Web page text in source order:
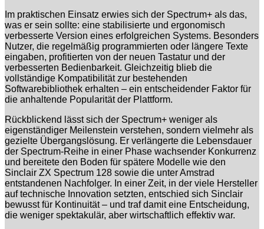
Im praktischen Einsatz erwies sich der Spectrum+ als das,
was er sein sollte: eine stabilisierte und ergonomisch
verbesserte Version eines erfolgreichen Systems. Besonders
Nutzer, die regelmäßig programmierten oder längere Texte
eingaben, profitierten von der neuen Tastatur und der
verbesserten Bedienbarkeit. Gleichzeitig blieb die
vollständige Kompatibilität zur bestehenden
Softwarebibliothek erhalten – ein entscheidender Faktor für
die anhaltende Popularität der Plattform.
Rückblickend lässt sich der Spectrum+ weniger als
eigenständiger Meilenstein verstehen, sondern vielmehr als
gezielte Übergangslösung. Er verlängerte die Lebensdauer
der Spectrum-Reihe in einer Phase wachsender Konkurrenz
und bereitete den Boden für spätere Modelle wie den
Sinclair ZX Spectrum 128 sowie die unter Amstrad
entstandenen Nachfolger. In einer Zeit, in der viele Hersteller
auf technische Innovation setzten, entschied sich Sinclair
bewusst für Kontinuität – und traf damit eine Entscheidung,
die weniger spektakulär, aber wirtschaftlich effektiv war.